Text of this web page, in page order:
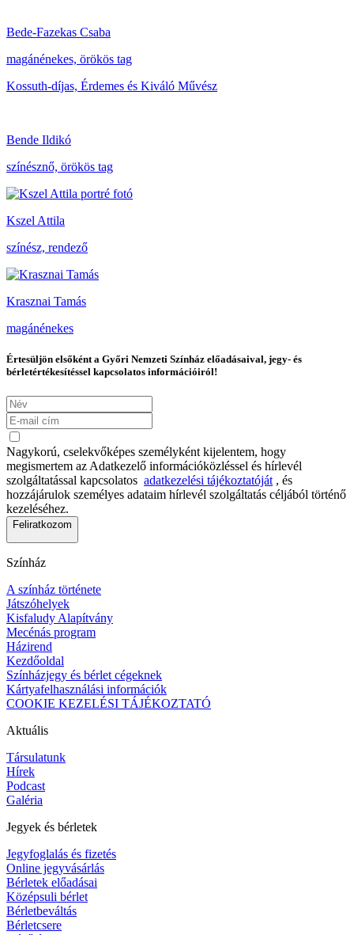
Bede-Fazekas Csaba
magánénekes, örökös tag
Kossuth-díjas, Érdemes és Kiváló Művész
Bende Ildikó
színésznő, örökös tag
Kszel Attila
színész, rendező
Krasznai Tamás
magánénekes
Értesüljön elsőként a Győri Nemzeti Színház előadásaival, jegy- és
bérletértékesítéssel kapcsolatos információiról!
Nagykorú, cselekvőképes személyként kijelentem, hogy
megismertem az Adatkezelő információközléssel és hírlevél
szolgáltatással kapcsolatos adatkezelési tájékoztatóját , és
hozzájárulok személyes adataim hírlevél szolgáltatás céljából történő
kezeléséhez.
Feliratkozom
Színház
A színház története
Játszóhelyek
Kisfaludy Alapítvány
Mecénás program
Házirend
Kezdőoldal
Színházjegy és bérlet cégeknek
Kártyafelhasználási információk
COOKIE KEZELÉSI TÁJÉKOZTATÓ
Aktuális
Társulatunk
Hírek
Podcast
Galéria
Jegyek és bérletek
Jegyfoglalás és fizetés
Online jegyvásárlás
Bérletek előadásai
Középsuli bérlet
Bérletbeváltás
Bérletcsere